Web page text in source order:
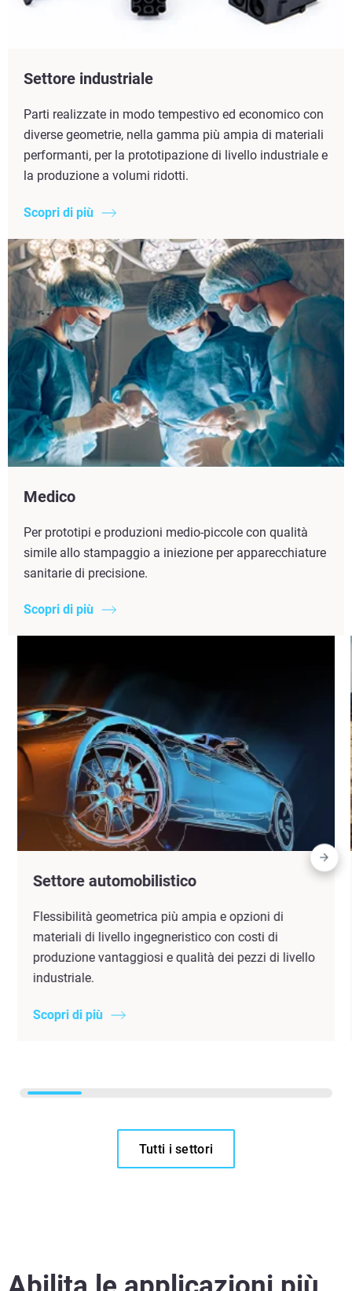
Settore industriale
Parti realizzate in modo tempestivo ed economico con
diverse geometrie, nella gamma più ampia di materiali
performanti, per la prototipazione di livello industriale e
la produzione a volumi ridotti.
Scopri di più
Medico
Per prototipi e produzioni medio-piccole con qualità
simile allo stampaggio a iniezione per apparecchiature
sanitarie di precisione.
Scopri di più
Settore automobilistico
Flessibilità geometrica più ampia e opzioni di
materiali di livello ingegneristico con costi di
produzione vantaggiosi e qualità dei pezzi di livello
industriale.
Scopri di più
Tutti i settori